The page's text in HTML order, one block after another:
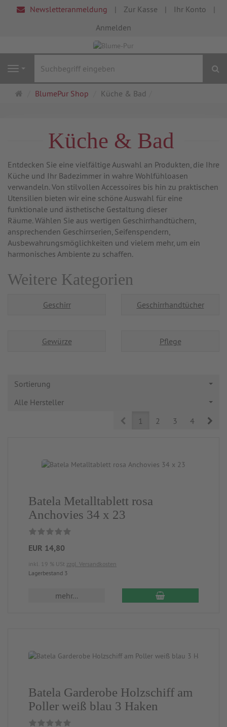
Newsletteranmeldung Zur Kasse
Ihr Konto
Anmelden
Navigation
Startseite
BlumePur Shop Küche & Bad
Küche & Bad
Entdecken Sie eine vielfältige Auswahl an Produkten, die Ihre
Küche und Ihr Badezimmer in wahre Wohlfühloasen
verwandeln. Von stilvollen Accessoires bis hin zu praktischen
Utensilien bieten wir eine schöne Auswahl für eine
funktionale und ästhetische Gestaltung dieser
Räume. Wählen Sie aus wertigen Geschirrhandtüchern,
ansprechenden Geschirrserien, Seifenspendern,
Ausbewahrungsmöglichkeiten und vielem mehr, um ein
harmonisches Ambiente zu schaffen.
Weitere Kategorien
Geschirr Geschirrhandtücher
Gewürze Pflege
Sortierung
Alle Hersteller
Prev1 2 3 4
Batela Metalltablett rosa
Anchovies 34 x 23
EUR 14,80
inkl. 19 % USt zzgl. Versandkosten
Lagerbestand 3
mehr...
Batela Garderobe Holzschiff am
Poller weiß blau 3 Haken